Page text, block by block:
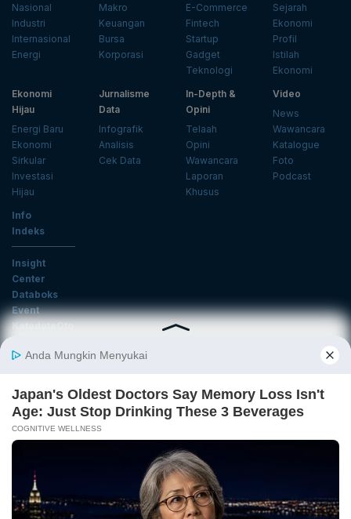
Nasional
Industri
Internasional
Energi
Makro
Keuangan
Bursa
Korporasi
E-Commerce
Fintech
Startup
Gadget
Teknologi
Sejarah
Ekonomi
Profil
Istilah
Ekonomi
Ekonomi
Hijau
Energi Baru
Ekonomi
Sirkular
Investasi
Hijau
Jurnalisme
Data
Infografik
Analisis
Cek Data
In-Depth &
Opini
Telaah
Opini
Wawancara
Laporan
Khusus
Video
News
Wawancara
Katalogue
Foto
Podcast
Info
Indeks
Insight
Center
Databoks
Event
KatadataOto
Email
Daftar
Tentang Katadata Advertising Karier
Pedoman Media Siber
Kebijakan Privasi
Disclaimer Hubungi Kami